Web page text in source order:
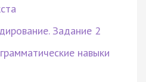
Задание 2
навыки